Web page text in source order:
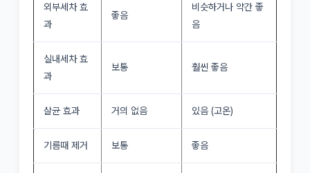
외부세차 효
과
좋음
비슷하거나 약간 좋
음
실내세차 효
과
보통 훨씬 좋음
살균 효과 거의 없음 있음 (고온)
기름때 제거 보통 좋음